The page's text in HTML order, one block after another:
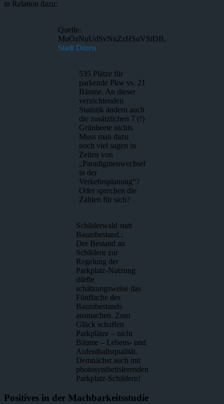
in Relation dazu:
Quelle:
MuÖzNuUdSvNuZzHSuVSiDB,
Stadt Düren
535 Plätze für
parkende Pkw vs. 21
Bäume. An dieser
vernichtenden
Statistik ändern auch
die zusätzlichen 7 (!)
Grünbeete nichts.
Muss man dazu
noch viel sagen in
Zeiten von
„Paradigmenwechsel
in der
Verkehrsplanung“?
Oder sprechen die
Zahlen für sich?
Schilderwald statt
Baumbestand.:
Der Bestand an
Schildern zur
Regelung der
Parkplatz-Nutzung
dürfte
schätzungsweise das
Fünffache des
Baumbestands
ausmachen. Zum
Glück schaffen
Parkplätze – nicht
Bäume – Lebens- und
Aufenthaltsqualität.
Demnächst auch mit
photosynthetisierenden
Parkplatz-Schildern!
Positives in der Machbarkeitsstudie